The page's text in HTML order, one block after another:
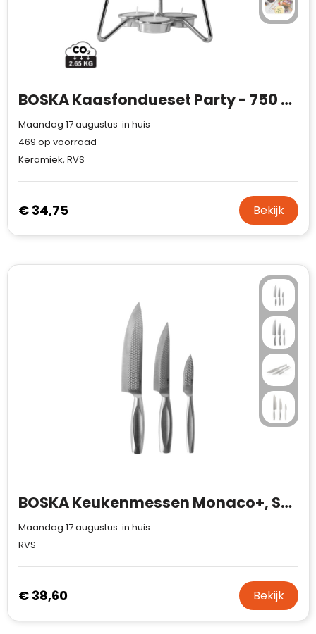
BOSKA Kaasfondueset Party - 750 ml
Maandag 17 augustus in huis
469 op voorraad
Keramiek, RVS
€ 34,75 Bekijk
BOSKA Keukenmessen Monaco+, Set van 3
Maandag 17 augustus in huis
RVS
€ 38,60 Bekijk